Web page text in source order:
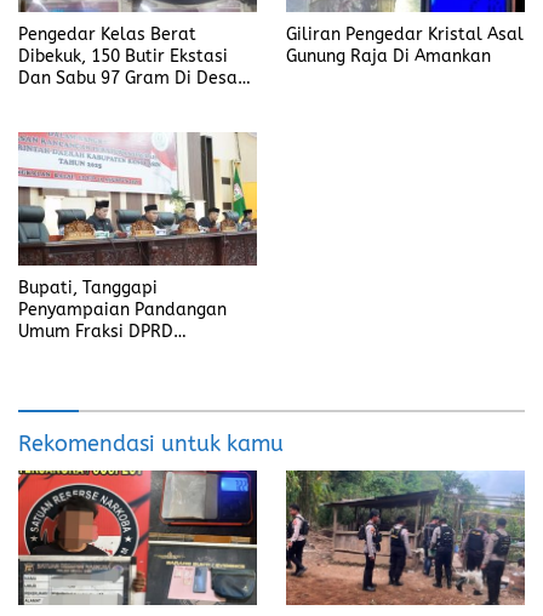
Pengedar Kelas Berat
Dibekuk, 150 Butir Ekstasi
Dan Sabu 97 Gram Di Desa
Giliran Pengedar Kristal Asal
Gunung Raja Di Amankan
Bupati, Tanggapi
Penyampaian Pandangan
Umum Fraksi DPRD
Rekomendasi untuk kamu